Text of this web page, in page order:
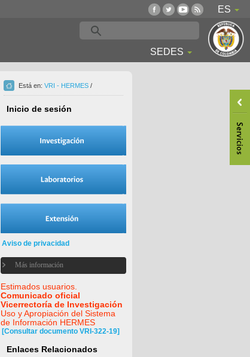
ES
SEDES
Está en: VRI - HERMES /
Inicio de sesión
Aviso de privacidad
Más información
Estimados usuarios.
Comunicado oficial
Vicerrectoría de Investigación
Uso y Apropiación del Sistema
de Información HERMES
[Consultar documento VRI-322-19]
Enlaces Relacionados